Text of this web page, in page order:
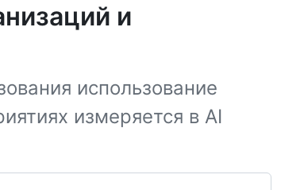
и
использование
измеряется в AI